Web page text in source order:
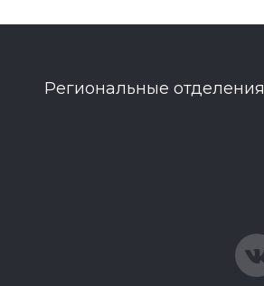
Региональные отделения